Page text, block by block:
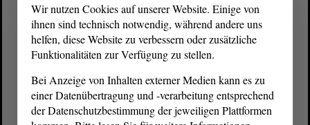
Wir nutzen Cookies auf unserer Website. Einige von
ihnen sind technisch notwendig, während andere uns
helfen, diese Website zu verbessern oder zusätzliche
Funktionalitäten zur Verfügung zu stellen.
Bei Anzeige von Inhalten externer Medien kann es zu
einer Datenübertragung und -verarbeitung entsprechend
der Datenschutzbestimmung der jeweiligen Plattformen